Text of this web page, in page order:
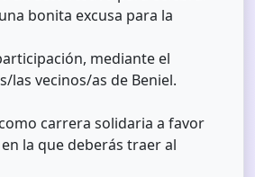
bonita excusa para la
mediante el
las vecinos/as de Beniel.
carrera solidaria a favor
la que deberás traer al